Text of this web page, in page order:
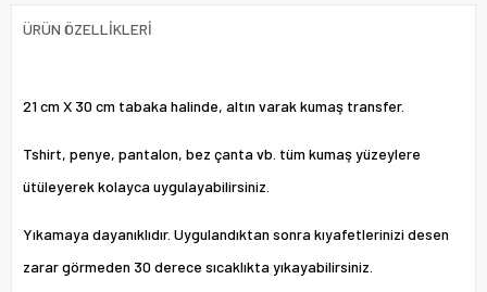
ÜRÜN ÖZELLIKLERI
21 cm X 30 cm tabaka halinde, altın varak kumaş transfer.
Tshirt, penye, pantalon, bez çanta vb. tüm kumaş yüzeylere
ütüleyerek kolayca uygulayabilirsiniz.
Yıkamaya dayanıklıdır. Uygulandıktan sonra kıyafetlerinizi desen
zarar görmeden 30 derece sıcaklıkta yıkayabilirsiniz.